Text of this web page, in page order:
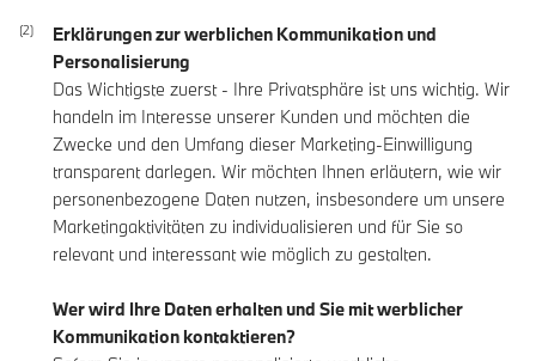
Erklärungen zur werblichen Kommunikation und
Personalisierung
Das Wichtigste zuerst - Ihre Privatsphäre ist uns wichtig. Wir
handeln im Interesse unserer Kunden und möchten die
Zwecke und den Umfang dieser Marketing-Einwilligung
transparent darlegen. Wir möchten Ihnen erläutern, wie wir
personenbezogene Daten nutzen, insbesondere um unsere
Marketingaktivitäten zu individualisieren und für Sie so
relevant und interessant wie möglich zu gestalten.
Wer wird Ihre Daten erhalten und Sie mit werblicher
Kommunikation kontaktieren?